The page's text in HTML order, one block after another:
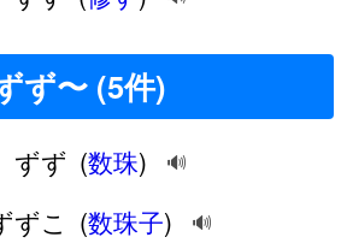
ず〜 (5件)
ずず (数珠) 🔊
ずこ (数珠子) 🔊